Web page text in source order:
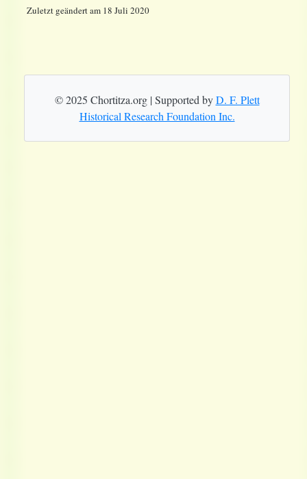
Zuletzt geändert am 18 Juli 2020
© 2025 Chortitza.org | Supported byD. F. Plett
Historical Research Foundation Inc.